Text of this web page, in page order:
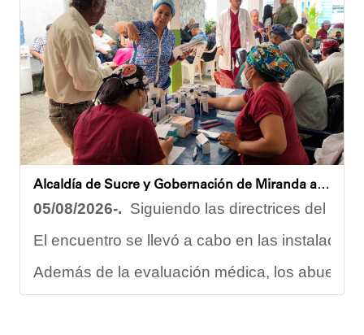
Vladimir Blanco, abogado y participante
El programa "Café con Leyes" se consolida
Oskarina Rosso. Alcaldía de Sucre y Gobernación de Miranda atendieron a más de 100 adultos mayores en Petare
05/08/2026-. Siguiendo las directrices del
El encuentro se llevó a cabo en las
Además de la evaluación médica, los abuelos